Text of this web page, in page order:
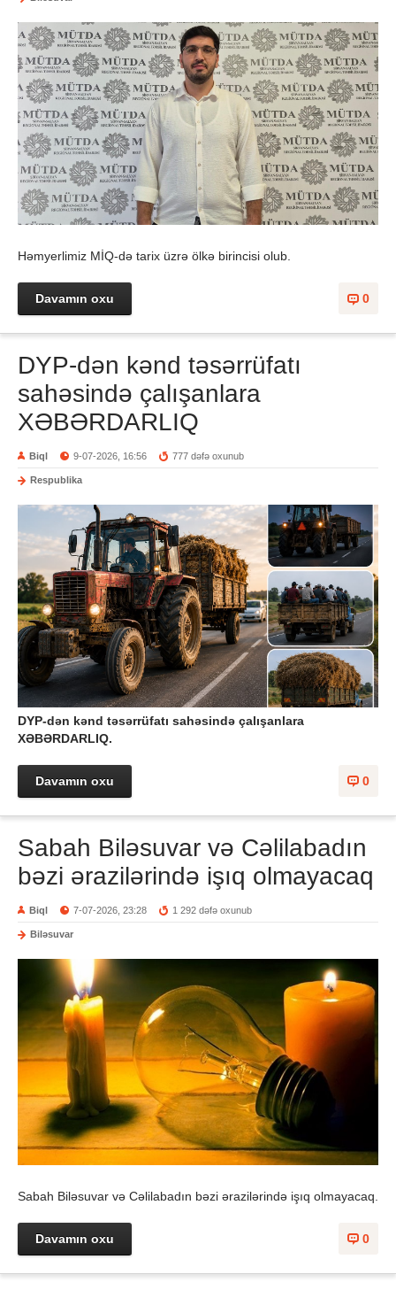
Həmyerlimiz MİQ-də tarix üzrə ölkə birincisi olub.
0
Davamın oxu
DYP-dən kənd təsərrüfatı
sahəsində çalışanlara
XƏBƏRDARLIQ
Biql 9-07-2026, 16:56 777 dəfə oxunub
Respublika
DYP-dən kənd təsərrüfatı sahəsində çalışanlara
XƏBƏRDARLIQ.
0
Davamın oxu
Sabah Biləsuvar və Cəlilabadın
bəzi ərazilərində işıq olmayacaq
Biql 7-07-2026, 23:28 1 292 dəfə oxunub
Biləsuvar
Sabah Biləsuvar və Cəlilabadın bəzi ərazilərində işıq olmayacaq.
0
Davamın oxu